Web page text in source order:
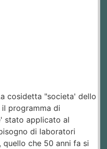
cosidetta "societa' dello
programma di
stato applicato al
di laboratori
che 50 anni fa si